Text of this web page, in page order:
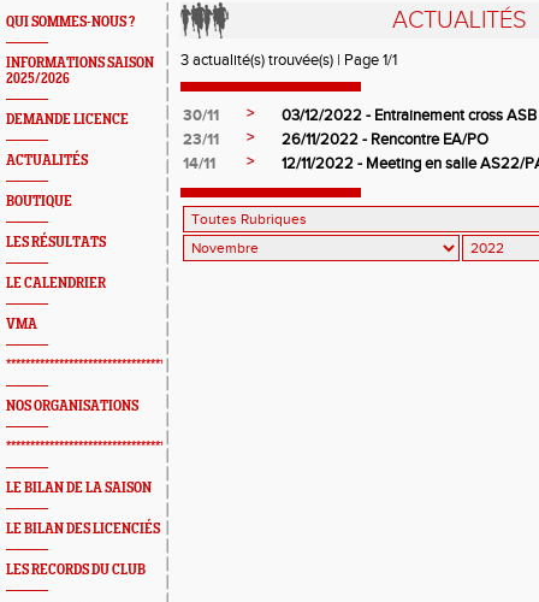
QUI SOMMES-NOUS ?
INFORMATIONS SAISON
2025/2026
DEMANDE LICENCE
ACTUALITÉS
BOUTIQUE
LES RÉSULTATS
LE CALENDRIER
VMA
*************************************************
NOS ORGANISATIONS
*************************************************
LE BILAN DE LA SAISON
LE BILAN DES LICENCIÉS
LES RECORDS DU CLUB
ACTUALITÉS
3 actualité(s) trouvée(s) | Page 1/1
30/11 >
03/12/2022 - Entrainement cross ASB
23/11
>
26/11/2022 - Rencontre EA/PO
14/11
> 12/11/2022 - Meeting en salle AS22/